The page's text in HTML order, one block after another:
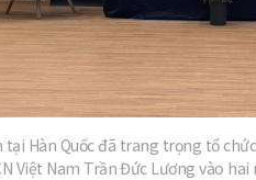
tại Hàn Quốc đã trang trọng tổ
Việt Nam Trần Đức Lương vào